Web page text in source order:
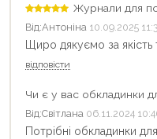
Журнали для
Від:Антоніна 10.09.2025
Щиро дякуємо за якість
відповісти
Чи є у вас обкладинки
Від:Світлана 06.11.2024
Потрібні обкладинки